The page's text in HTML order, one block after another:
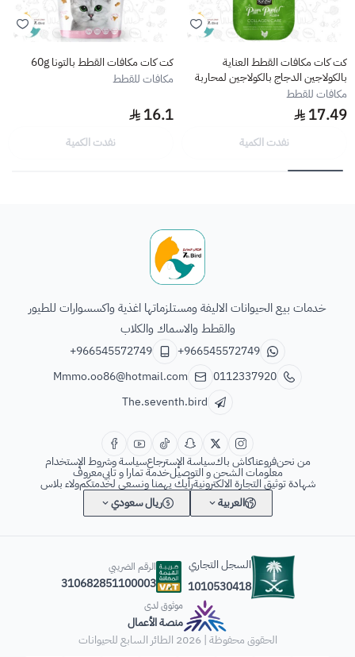
كت كات مكافات القطط العناية
بالكولاجين الدجاج بالكولاجين لمحاربة
علامات التقدم بالعمر 4*15g
مكافات للقطط
17.49
نفدت الكمية
كت كات مكافات القطط بالتونا 60g
مكافات للقطط
16.1
نفدت الكمية
خدمات بيع الحيوانات الاليفة ومستلزماتها اغذية واكسسوارات للطيور
والقطط والاسماك والكلاب
+966545572749
+966545572749
0112337920
Mmmo.oo86@hotmail.com
The.seventh.bird
من نحنفروعناكاش باكسياسة الإسترجاعسياسة وشروط الإستخدام
معلومات الشحن و التوصيلخدمة تمارا و تابيمعروف
شهادة توثيق التجارة الالكترونيةرأيك يهمنا ونسعى لخدمتكمولاء بلاس
العربية
ريال سعودي
السجل التجاري
1010530418
الرقم الضريبي
310682851100003
موثوق لدى
منصة الأعمال
الحقوق محفوظة | 2026
الطائر السابع للحيوانات